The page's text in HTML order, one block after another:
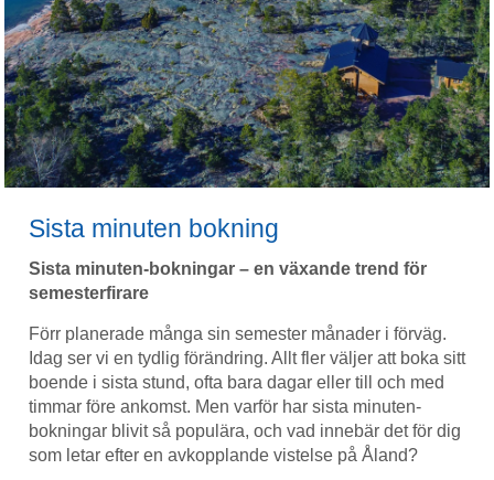
Sista minuten bokning
Sista minuten-bokningar – en växande trend för
semesterfirare
Förr planerade många sin semester månader i förväg.
Idag ser vi en tydlig förändring. Allt fler väljer att boka sitt
boende i sista stund, ofta bara dagar eller till och med
timmar före ankomst. Men varför har sista minuten-
bokningar blivit så populära, och vad innebär det för dig
som letar efter en avkopplande vistelse på Åland?